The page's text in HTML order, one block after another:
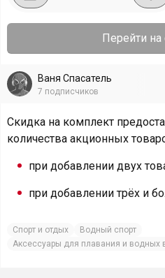
Перейти на
Ваня Спасатель
7 подписчиков
Скидка на комплект
количества акционных
при добавлении двух
при добавлении трёх и
Спорт и отдых
Водный спорт
Аксессуары для плавания и водных